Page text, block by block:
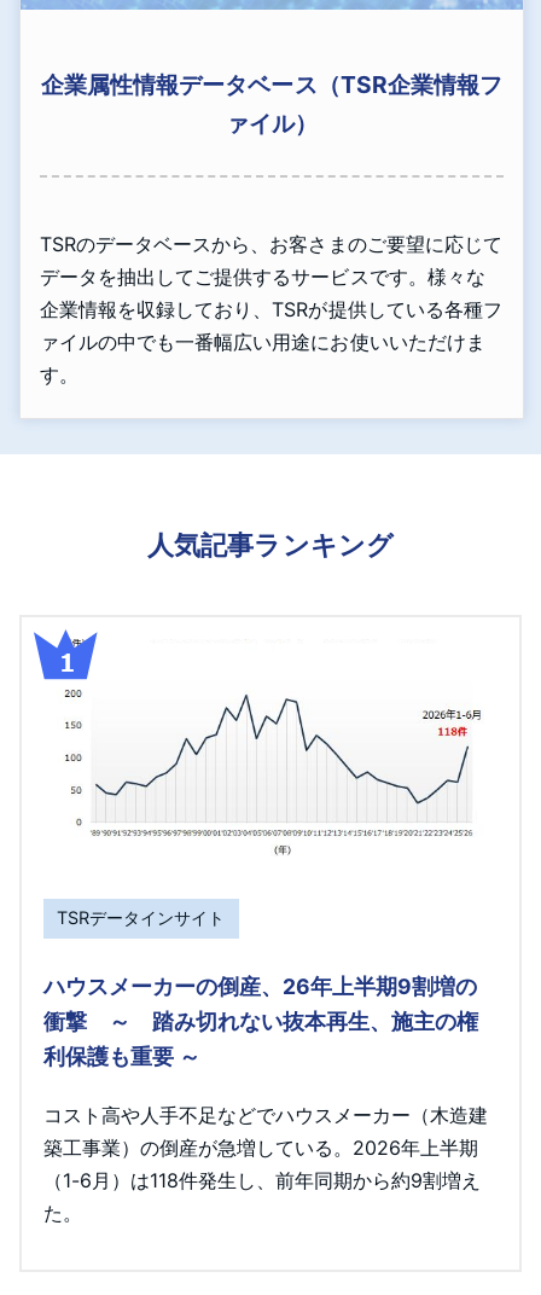
企業属性情報データベース（TSR企業情報フ
ァイル）
TSRのデータベースから、お客さまのご要望に応じて
データを抽出してご提供するサービスです。様々な
企業情報を収録しており、TSRが提供している各種フ
ァイルの中でも一番幅広い用途にお使いいただけま
す。
人気記事ランキング
TSRデータインサイト
ハウスメーカーの倒産、26年上半期9割増の
衝撃 ～ 踏み切れない抜本再生、施主の権
利保護も重要 ～
コスト高や人手不足などでハウスメーカー（木造建
築工事業）の倒産が急増している。2026年上半期
（1-6月）は118件発生し、前年同期から約9割増え
た。